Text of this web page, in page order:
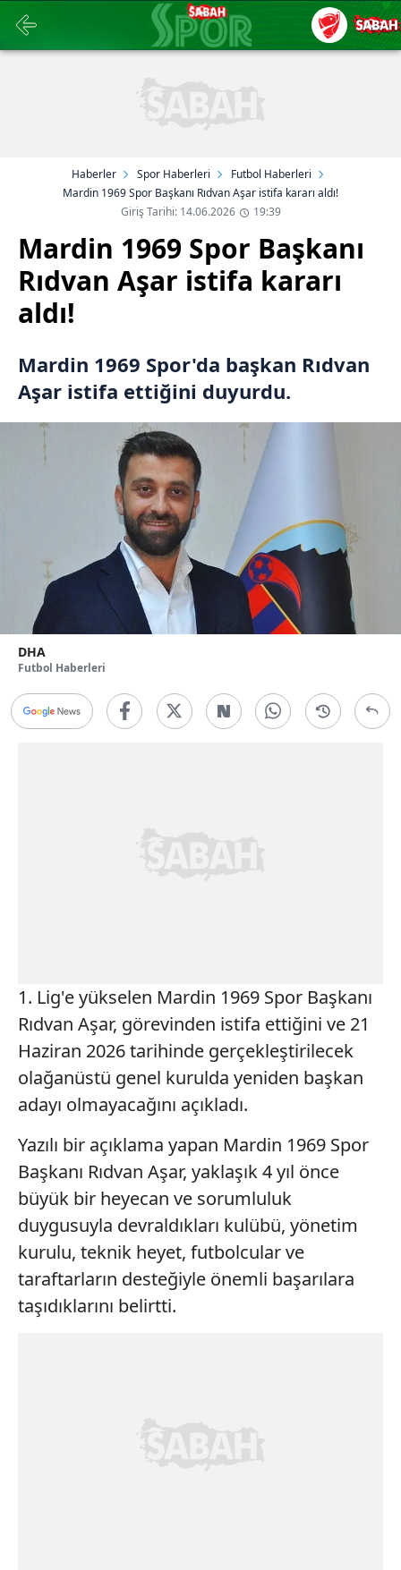
Haberler Spor Haberleri
Futbol Haberleri
Mardin 1969 Spor Başkanı Rıdvan Aşar istifa kararı aldı!
Giriş Tarihi: 14.06.2026
19:39
Mardin 1969 Spor Başkanı
Rıdvan Aşar istifa kararı
aldı!
Mardin 1969 Spor'da başkan Rıdvan
Aşar istifa ettiğini duyurdu.
DHA
Futbol Haberleri
1. Lig'e yükselen Mardin 1969 Spor Başkanı
Rıdvan Aşar, görevinden istifa ettiğini ve 21
Haziran 2026 tarihinde gerçekleştirilecek
olağanüstü genel kurulda yeniden başkan
adayı olmayacağını açıkladı.
Yazılı bir açıklama yapan Mardin 1969 Spor
Başkanı Rıdvan Aşar, yaklaşık 4 yıl önce
büyük bir heyecan ve sorumluluk
duygusuyla devraldıkları kulübü, yönetim
kurulu, teknik heyet, futbolcular ve
taraftarların desteğiyle önemli başarılara
taşıdıklarını belirtti.